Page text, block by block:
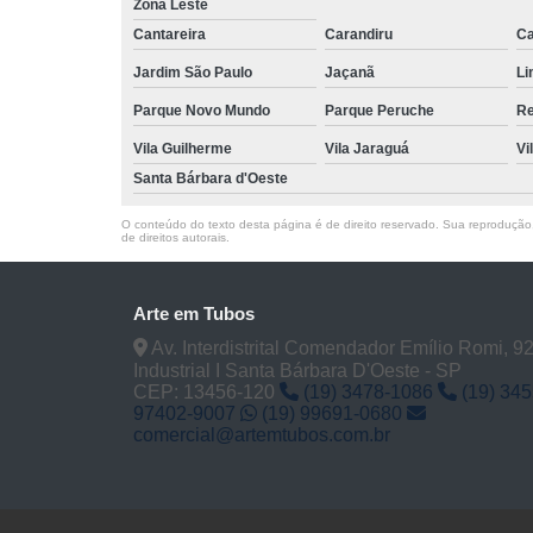
Zona Leste
Cantareira
Carandiru
Jardim São Paulo Jaçanã
Parque Novo Mundo Parque Peruche
Vila Guilherme Vila Jaraguá
Santa Bárbara d'Oeste
O conteúdo do texto desta página é de direito reservado. Sua
de direitos autorais
Arte em Tubos
Av. Interdistrital Comendador Emílio Romi,
Industrial I Santa Bárbara D'Oeste - SP
CEP: 13456-120
(19) 3478-1086 (19)
97402-9007
(19) 99691-0680
comercial@artemtubos.com.br